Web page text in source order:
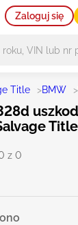
Zaloguj się
Title >BMW >
z 0